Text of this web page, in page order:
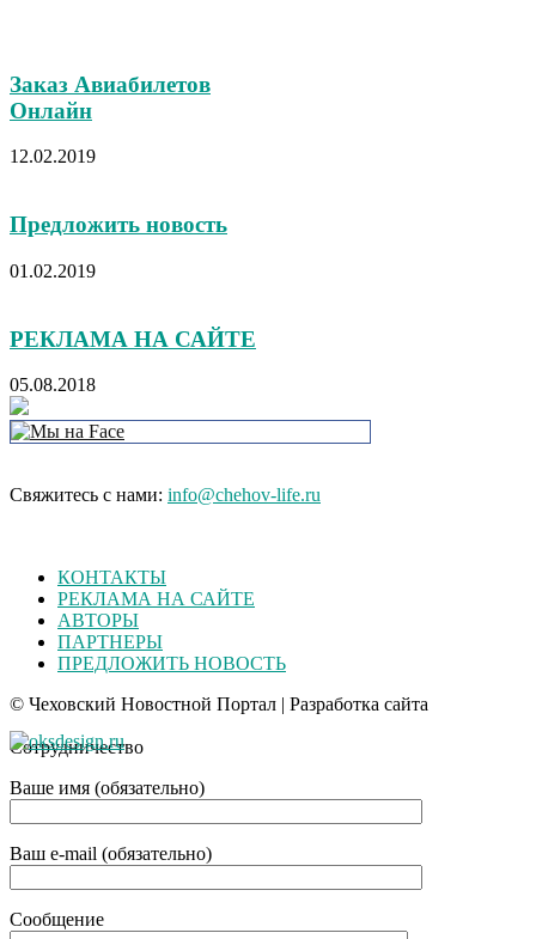
Заказ Авиабилетов
Онлайн
12.02.2019
Предложить новость
01.02.2019
РЕКЛАМА НА САЙТЕ
05.08.2018
Свяжитесь с нами: info@chehov-life.ru
КОНТАКТЫ
РЕКЛАМА НА САЙТЕ
АВТОРЫ
ПАРТНЕРЫ
ПРЕДЛОЖИТЬ НОВОСТЬ
© Чеховский Новостной Портал | Разработка сайта
Сотрудничество
Ваше имя (обязательно)
Ваш e-mail (обязательно)
Сообщение